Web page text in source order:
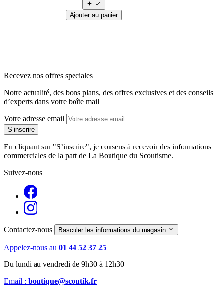


Ajouter au panier
Recevez nos offres spéciales
Notre actualité, des bons plans, des offres exclusives et des conseils
d’experts dans votre boîte mail
Votre adresse email
En cliquant sur "S’inscrire", je consens à recevoir des informations
commerciales de la part de La Boutique du Scoutisme.
Suivez-nous
Contactez-nous Basculer les informations du magasin 
Appelez-nous au 01 44 52 37 25
Du lundi au vendredi de 9h30 à 12h30
Email : boutique@scoutik.fr